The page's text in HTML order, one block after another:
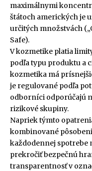
maximálnymi
štátoch amerických je
určitých množstvách
Safe).
V kozmetike platia
podľa typu produktu a
kozmetika má
je regulované podľa
odborníci odporúčajú
rizikové skupiny.
Napriek týmto
kombinované
každodennej spotrebe
prekročiť bezpečnú
transparentnosť v